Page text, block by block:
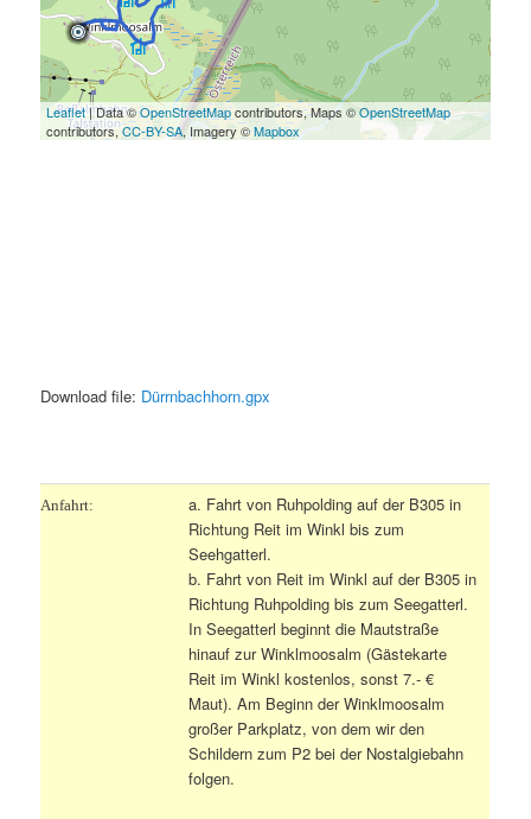
Leaflet| Data ©OpenStreetMapcontributors, Maps ©OpenStreetMap
contributors,CC-BY-SA, Imagery ©Mapbox
Download file: Dürrnbachhorn.gpx
Anfahrt:
a. Fahrt von Ruhpolding auf der B305 in
Richtung Reit im Winkl bis zum
Seehgatterl.
b. Fahrt von Reit im Winkl auf der B305 in
Richtung Ruhpolding bis zum Seegatterl.
In Seegatterl beginnt die Mautstraße
hinauf zur Winklmoosalm (Gästekarte
Reit im Winkl kostenlos, sonst 7.- €
Maut). Am Beginn der Winklmoosalm
großer Parkplatz, von dem wir den
Schildern zum P2 bei der Nostalgiebahn
folgen.